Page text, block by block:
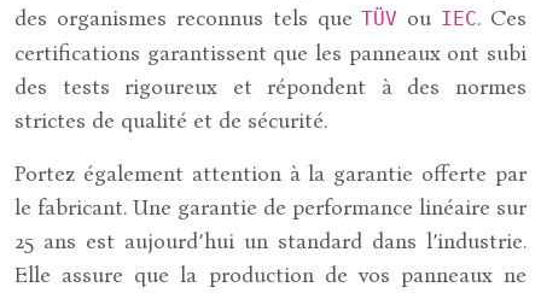
des organismes reconnus tels queTÜV ou IEC. Ces
certifications garantissent que les panneaux ont subi
des tests rigoureux et répondent à des normes
strictes de qualité et de sécurité.
Portez également attention à la garantie offerte par
le fabricant. Une garantie de performance linéaire sur
25 ans est aujourd’hui un standard dans l’industrie.
Elle assure que la production de vos panneaux ne